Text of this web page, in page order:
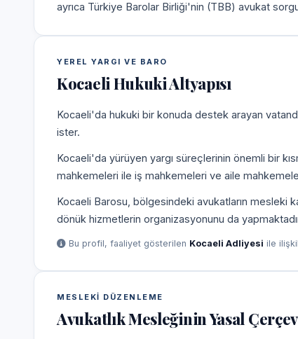
ayrıca Türkiye Barolar Birliği'nin (TBB) avukat
YEREL YARGI VE BARO
Kocaeli Hukuki Altyapısı
Kocaeli'da hukuki bir konuda destek arayan
ister.
Kocaeli'da yürüyen yargı süreçlerinin önemli bir
mahkemeleri ile iş mahkemeleri ve aile
Kocaeli Barosu, bölgesindeki avukatların mesleki
dönük hizmetlerin organizasyonunu da
Bu profil, faaliyet gösterilen Kocaeli Adliyesi ile
MESLEKI DÜZENLEME
Avukatlık Mesleğinin Yasal